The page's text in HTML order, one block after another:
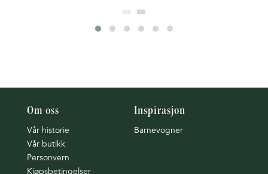
Om oss
Vår historie
Vår butikk
Personvern
Kjøpsbetingelser
Inspirasjon
Barnevogner